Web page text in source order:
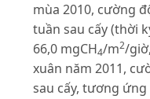
mùa 2010, cường
tuần sau cấy (thời
66,0 mgCH4/m2/
xuân năm 2011,
sau cấy, tương ứng